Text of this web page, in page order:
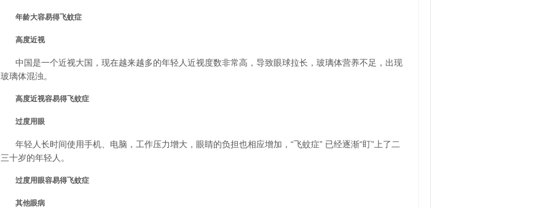
年龄大容易得飞蚊症
高度近视
中国是一个近视大国，现在越来越多的年轻人近视度数非常高，导致眼球拉长，玻璃体营养不足，出现
玻璃体混浊。
高度近视容易得飞蚊症
过度用眼
年轻人长时间使用手机、电脑，工作压力增大，眼睛的负担也相应增加，“飞蚊症” 已经逐渐“盯”上了二
三十岁的年轻人。
过度用眼容易得飞蚊症
其他眼病